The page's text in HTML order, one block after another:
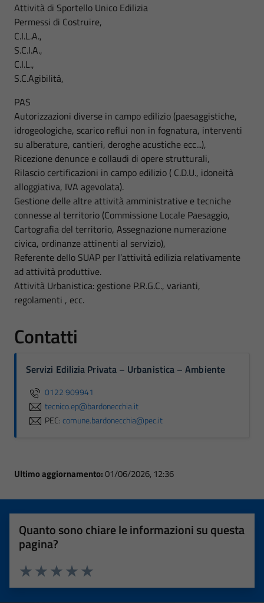
Attività di Sportello Unico Edilizia
Permessi di Costruire,
C.I.L.A.,
S.C.I.A.,
C.I.L.,
S.C.Agibilità,
PAS
Autorizzazioni diverse in campo edilizio (paesaggistiche,
idrogeologiche, scarico reflui non in fognatura, interventi
su alberature, cantieri, deroghe acustiche ecc...),
Ricezione denunce e collaudi di opere strutturali,
Rilascio certificazioni in campo edilizio ( C.D.U., idoneità
alloggiativa, IVA agevolata).
Gestione delle altre attività amministrative e tecniche
connesse al territorio (Commissione Locale Paesaggio,
Cartografia del territorio, Assegnazione numerazione
civica, ordinanze attinenti al servizio),
Referente dello SUAP per l’attività edilizia relativamente
ad attività produttive.
Attività Urbanistica: gestione P.R.G.C., varianti,
regolamenti , ecc.
Contatti
Servizi Edilizia Privata – Urbanistica – Ambiente
0122 909941
tecnico.ep@bardonecchia.it
PEC:comune.bardonecchia@pec.it
Ultimo aggiornamento:01/06/2026, 12:36
Quanto sono chiare le informazioni su questa
pagina?
Valuta 5 stelle su 5
Valuta 4 stelle su 5
Valuta 3 stelle su 5
Valuta 2 stelle su 5
Valuta 1 stelle su 5